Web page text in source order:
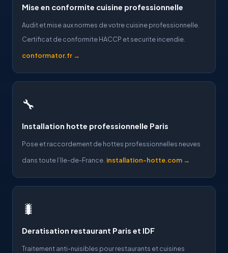
Mise en conformite cuisine professionnelle
Audit et mise aux normes de votre cuisine professionnelle.
Certificat de conformite HACCP et securite incendie.
conformator.fr →
🔧
Installation hotte professionnelle Paris
Pose et raccordement de hottes professionnelles neuves
dans toute l’Ile-de-France. installation-hotte.com →
🐛
Deratisation restaurant Paris et IDF
Traitement anti-nuisibles pour restaurants et cuisines